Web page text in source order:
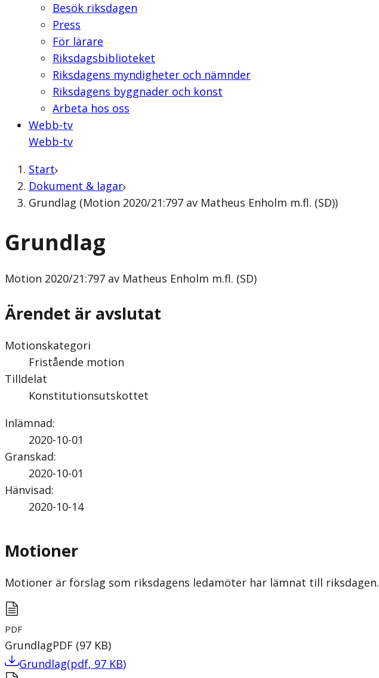
Besök riksdagen
Press
För lärare
Riksdagsbiblioteket
Riksdagens myndigheter och nämnder
Riksdagens byggnader och konst
Arbeta hos oss
Webb-tv
Webb-tv
Start
Dokument & lagar
Grundlag (Motion 2020/21:797 av Matheus Enholm m.fl. (SD))
Grundlag
Motion 2020/21:797 av Matheus Enholm m.fl. (SD)
Ärendet är avslutat
Motionskategori
Fristående motion
Tilldelat
Konstitutionsutskottet
Inlämnad:
2020-10-01
Granskad:
2020-10-01
Hänvisad:
2020-10-14
Motioner
Motioner är förslag som riksdagens ledamöter har lämnat till riksdagen.
PDF
GrundlagPDF (97 KB)
Grundlag(pdf, 97 KB)